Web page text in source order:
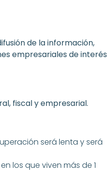
de la información,
empresariales de interés
fiscal y empresarial.
será lenta y será
los que viven más de 1